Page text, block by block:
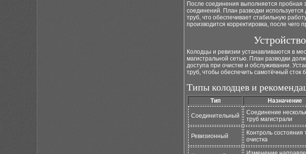
После соединения выполняется пробная
соединений. План разводки
труб, что обеспечивает стабильную
производится корректировка, после чего
Колодцы и ревизии устанавливаются в
магистральной сетью. План разводки
доступа при очистке и обслуживании.
труб, чтобы обеспечить самотёчный сток
Типы колодцев и
Тип Назначение
Соединительный
Соединение
труб магистрали
Ревизионный
Контроль состояния
очистка